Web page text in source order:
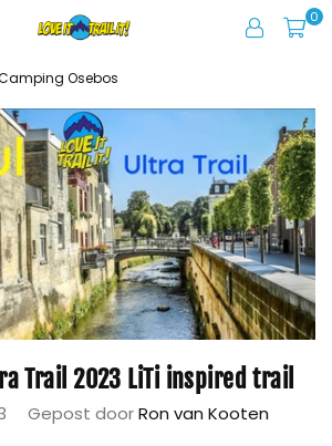
0
Osebos
Trail 2023 LiTi inspired trail
Gepost doorRon van Kooten